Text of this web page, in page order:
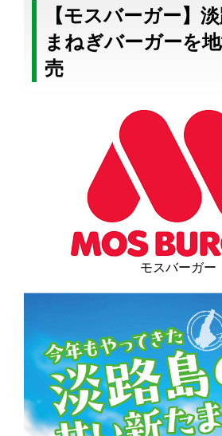
【モスバーガー】
まねぎバーガーを
売
モスバーガー